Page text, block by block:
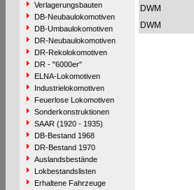
Verlagerungsbauten
DB-Neubaulokomotiven
DB-Umbaulokomotiven
DR-Neubaulokomotiven
DR-Rekolokomotiven
DR - "6000er"
ELNA-Lokomotiven
Industrielokomotiven
Feuerlose Lokomotiven
Sonderkonstruktionen
SAAR (1920 - 1935)
DB-Bestand 1968
DR-Bestand 1970
Auslandsbestände
Lokbestandslisten
Erhaltene Fahrzeuge
DWM
DWM